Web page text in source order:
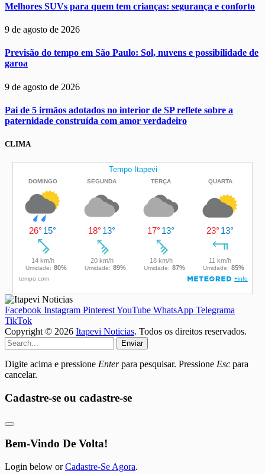
Melhores SUVs para quem tem crianças: segurança e conforto
9 de agosto de 2026
Previsão do tempo em São Paulo: Sol, nuvens e possibilidade de
garoa
9 de agosto de 2026
Pai de 5 irmãos adotados no interior de SP reflete sobre a
paternidade construída com amor verdadeiro
CLIMA
Facebook Instagram PinterestYouTube WhatsApp Telegrama
TikTok
Copyright © 2026 Itapevi Noticias. Todos os direitos reservados.
Enviar
Digite acima e pressione Enterpara pesquisar. Pressione Esc para
cancelar.
Cadastre-se ou cadastre-se
Bem-Vindo De Volta!
Login below orCadastre-Se Agora.